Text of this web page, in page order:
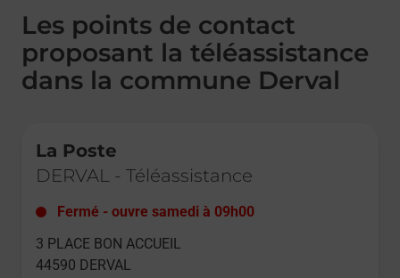
Les points de contact
proposant la téléassistance
dans la commune Derval
La Poste
DERVAL - Téléassistance
Fermé - ouvre samedi à 09h00
3 PLACE BON ACCUEIL
44590 DERVAL